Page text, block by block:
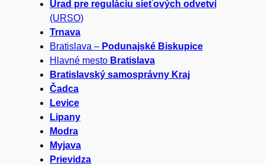
Úrad pre reguláciu sieťových odvetví
(URSO)
Trnava
Bratislava – Podunajské Biskupice
Hlavné mesto Bratislava
Bratislavský samosprávny Kraj
Čadca
Levice
Lipany
Modra
Myjava
Prievidza